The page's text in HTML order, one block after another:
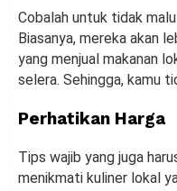
Cobalah untuk tidak
Biasanya, mereka akan
yang menjual makanan
selera. Sehingga, kamu
Perhatikan Harga
Tips wajib yang juga
menikmati kuliner lokal